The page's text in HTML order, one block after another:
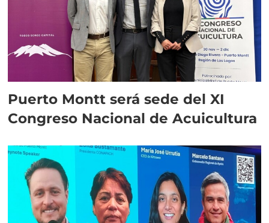
Puerto Montt será sede del XI
Congreso Nacional de Acuicultura